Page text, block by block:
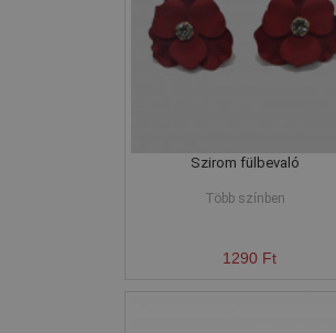
Szirom fülbevaló
Több színben
1290 Ft